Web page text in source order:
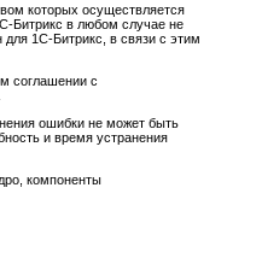
которых осуществляется
Битрикс в любом случае не
1С-Битрикс, в связи с этим
соглашении с
ошибки не может быть
и время устранения
компоненты